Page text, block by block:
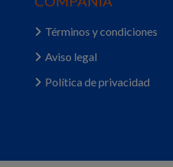
Términos y condiciones
Aviso legal
Política de privacidad